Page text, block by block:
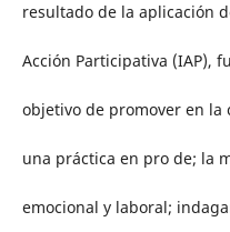
resultado de la aplicación
Acción Participativa (IAP),
objetivo de promover en
una práctica en pro de; la
emocional y laboral;